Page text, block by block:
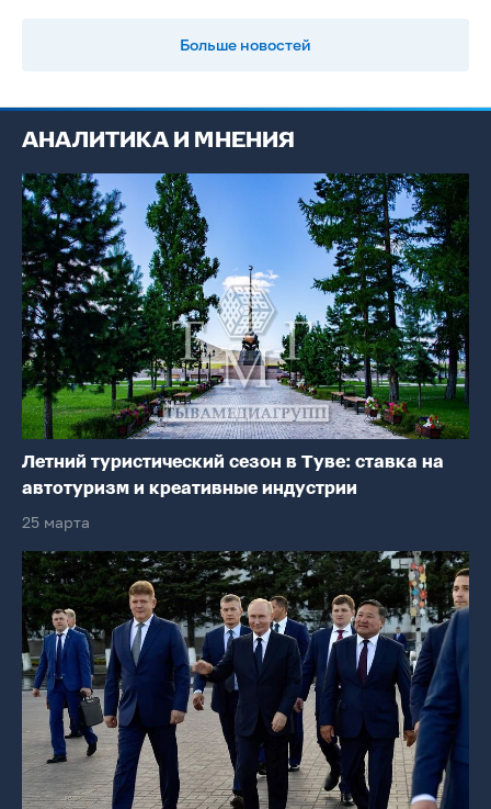
Больше новостей
АНАЛИТИКА И МНЕНИЯ
Летний туристический сезон в Туве: ставка на
автотуризм и креативные индустрии
25 марта